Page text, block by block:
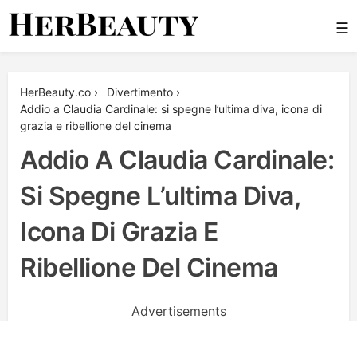
Skip
☰
HerBeauty.co › Divertimento ›
Addio a Claudia Cardinale: si spegne l’ultima diva, icona di
grazia e ribellione del cinema
Addio A Claudia Cardinale:
Si Spegne L’ultima Diva,
Icona Di Grazia E
Ribellione Del Cinema
Advertisements